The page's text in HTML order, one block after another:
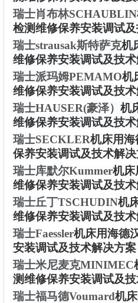
瑞士肖布林SCHAUBLIN
检测维修保养安装调试
瑞士strausak斯特萨克机
维修保养安装调试及技
瑞士派玛姆PEMAMO机
维修保养安装调试及技
瑞士HAUSER(豪泽） 机
维修保养安装调试及技
瑞士SECKLER机床用
保养安装调试及技术解
瑞士库默尔Kummer机床
维修保养安装调试及技
瑞士丘丁TSCHUDIN机
维修保养安装调试及技
瑞士Faessler机床用海德
安装调试及技术解决方案
瑞士米尼麦克MINIMEC
测维修保养安装调试及
瑞士福马德Voumard机